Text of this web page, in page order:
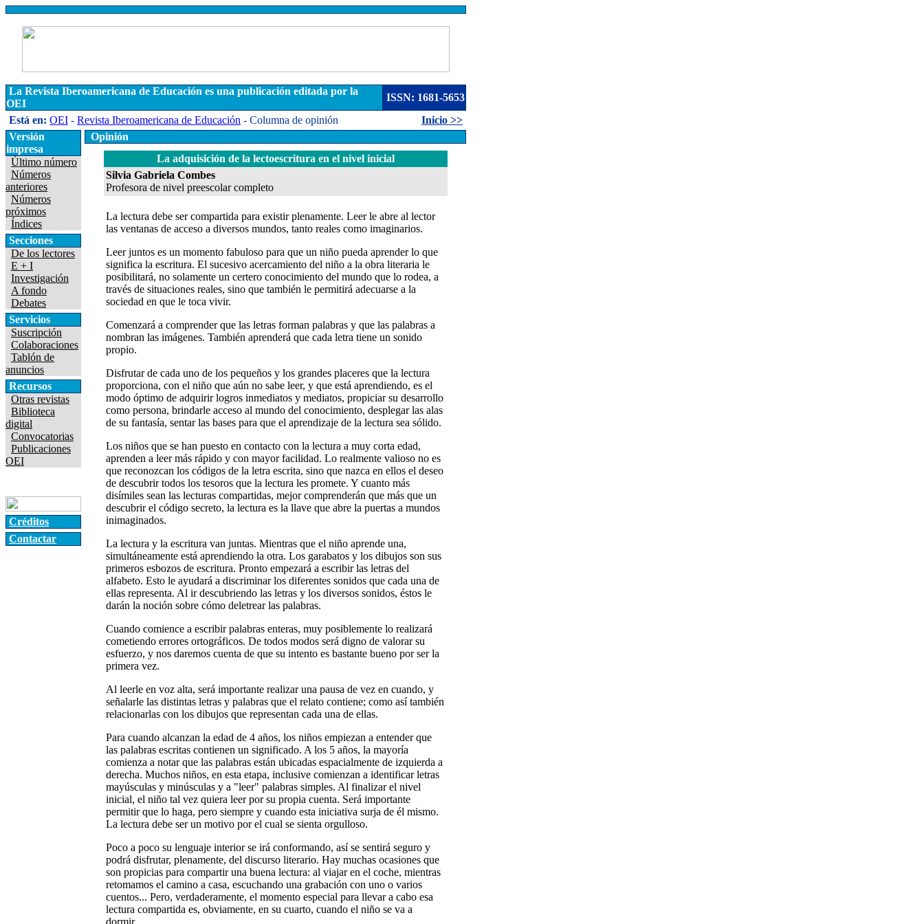
La Revista Iberoamericana de Educación es una publicación editada por la
OEI
ISSN: 1681-5653
Está en: OEI - Revista Iberoamericana de Educación - Columna de opinión
Inicio >>
Versión
impresa
Último número
Números
anteriores
Números
próximos
Índices
Secciones
De los lectores
E + I
Investigación
A fondo
Debates
Servicios
Suscripción
Colaboraciones
Tablón de
anuncios
Recursos
Otras revistas
Biblioteca
digital
Convocatorias
Publicaciones
OEI
Créditos
Contactar
Opinión
La adquisición de la lectoescritura en el nivel inicial
Silvia Gabriela Combes
Profesora de nivel preescolar completo
La lectura debe ser compartida para existir plenamente. Leer le abre al lector
las ventanas de acceso a diversos mundos, tanto reales como imaginarios.
Leer juntos es un momento fabuloso para que un niño pueda aprender lo que
significa la escritura. El sucesivo acercamiento del niño a la obra literaria le
posibilitará, no solamente un certero conocimiento del mundo que lo rodea, a
través de situaciones reales, sino que también le permitirá adecuarse a la
sociedad en que le toca vivir.
Comenzará a comprender que las letras forman palabras y que las palabras a
nombran las imágenes. También aprenderá que cada letra tiene un sonido
propio.
Disfrutar de cada uno de los pequeños y los grandes placeres que la lectura
proporciona, con el niño que aún no sabe leer, y que está aprendiendo, es el
modo óptimo de adquirir logros inmediatos y mediatos, propiciar su desarrollo
como persona, brindarle acceso al mundo del conocimiento, desplegar las alas
de su fantasía, sentar las bases para que el aprendizaje de la lectura sea sólido.
Los niños que se han puesto en contacto con la lectura a muy corta edad,
aprenden a leer más rápido y con mayor facilidad. Lo realmente valioso no es
que reconozcan los códigos de la letra escrita, sino que nazca en ellos el deseo
de descubrir todos los tesoros que la lectura les promete. Y cuanto más
disímiles sean las lecturas compartidas, mejor comprenderán que más que un
descubrir el código secreto, la lectura es la llave que abre la puertas a mundos
inimaginados.
La lectura y la escritura van juntas. Mientras que el niño aprende una,
simultáneamente está aprendiendo la otra. Los garabatos y los dibujos son sus
primeros esbozos de escritura. Pronto empezará a escribir las letras del
alfabeto. Esto le ayudará a discriminar los diferentes sonidos que cada una de
ellas representa. Al ir descubriendo las letras y los diversos sonidos, éstos le
darán la noción sobre cómo deletrear las palabras.
Cuando comience a escribir palabras enteras, muy posiblemente lo realizará
cometiendo errores ortográficos. De todos modos será digno de valorar su
esfuerzo, y nos daremos cuenta de que su intento es bastante bueno por ser la
primera vez.
Al leerle en voz alta, será importante realizar una pausa de vez en cuando, y
señalarle las distintas letras y palabras que el relato contiene; como así también
relacionarlas con los dibujos que representan cada una de ellas.
Para cuando alcanzan la edad de 4 años, los niños empiezan a entender que
las palabras escritas contienen un significado. A los 5 años, la mayoría
comienza a notar que las palabras están ubicadas espacialmente de izquierda a
derecha. Muchos niños, en esta etapa, inclusive comienzan a identificar letras
mayúsculas y minúsculas y a "leer" palabras simples. Al finalizar el nivel
inicial, el niño tal vez quiera leer por su propia cuenta. Será importante
permitir que lo haga, pero siempre y cuando esta iniciativa surja de él mismo.
La lectura debe ser un motivo por el cual se sienta orgulloso.
Poco a poco su lenguaje interior se irá conformando, así se sentirá seguro y
podrá disfrutar, plenamente, del discurso literario. Hay muchas ocasiones que
son propicias para compartir una buena lectura: al viajar en el coche, mientras
retomamos el camino a casa, escuchando una grabación con uno o varios
cuentos... Pero, verdaderamente, el momento especial para llevar a cabo esa
lectura compartida es, obviamente, en su cuarto, cuando el niño se va a
dormir.